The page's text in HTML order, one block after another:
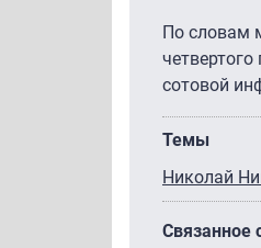
По словам
сотовой
Темы
Николай
Связанное